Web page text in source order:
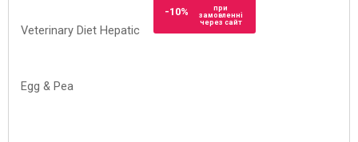
-10%
при
замовленні
через сайт